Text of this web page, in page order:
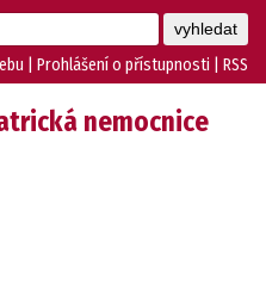
Prohlášení o přístupnosti RSS
nemocnice